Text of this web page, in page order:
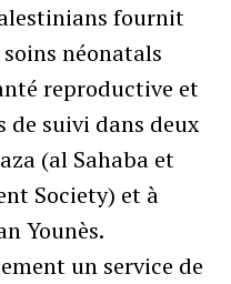
fournit
néonatals
reproductive et
de suivi dans deux
(al Sahaba et
Society) et à
Younès.
un service de